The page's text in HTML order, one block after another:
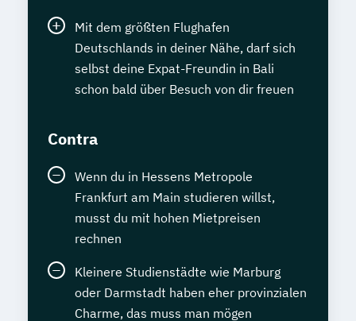
Mit dem größten Flughafen
Deutschlands in deiner Nähe, darf sich
selbst deine Expat-Freundin in Bali
schon bald über Besuch von dir freuen
Contra
Wenn du in Hessens Metropole
Frankfurt am Main studieren willst,
musst du mit hohen Mietpreisen
rechnen
Kleinere Studienstädte wie Marburg
oder Darmstadt haben eher provinzialen
Charme, das muss man mögen